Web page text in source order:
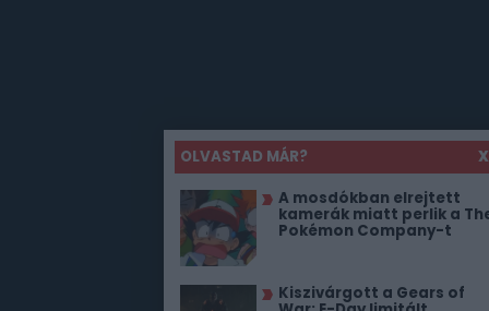
OLVASTAD MÁR?
X
A mosdókban elrejtett
kamerák miatt perlik a
Pokémon Company-t
Kiszivárgott a Gears of